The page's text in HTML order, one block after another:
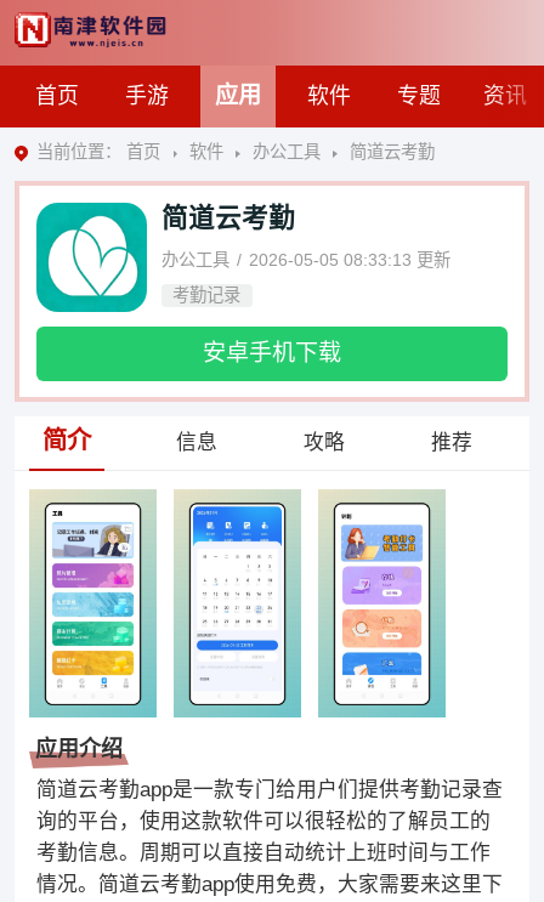
首页 手游 应用 软件 专题 资讯
当前位置： 首页 软件 办公工具 简道云考勤
简道云考勤
办公工具 2026-05-05 08:33:13 更新
考勤记录
安卓手机下载
简介 信息 攻略 推荐
应用介绍
简道云考勤app是一款专门给用户们提供考勤记录查
询的平台，使用这款软件可以很轻松的了解员工的
考勤信息。周期可以直接自动统计上班时间与工作
情况。简道云考勤app使用免费，大家需要来这里下